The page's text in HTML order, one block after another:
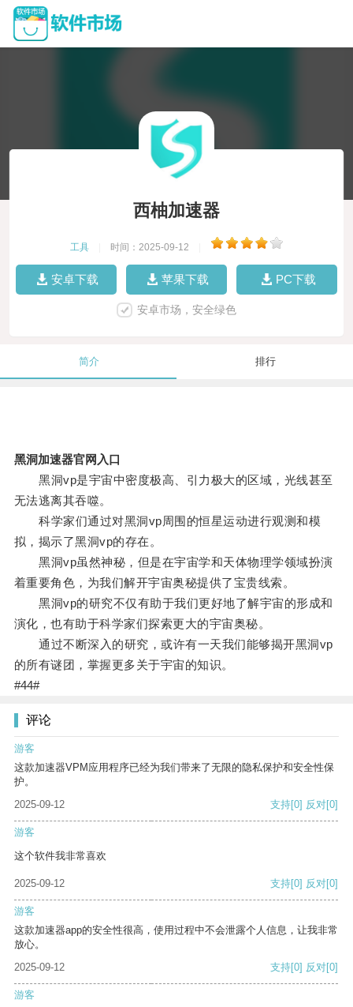
西柚加速器
工具 时间：2025-09-12
安卓下载 苹果下载 PC下载
安卓市场，安全绿色
简介 排行
黑洞加速器官网入口
黑洞vp是宇宙中密度极高、引力极大的区域，光线甚至
无法逃离其吞噬。
科学家们通过对黑洞vp周围的恒星运动进行观测和模
拟，揭示了黑洞vp的存在。
黑洞vp虽然神秘，但是在宇宙学和天体物理学领域扮演
着重要角色，为我们解开宇宙奥秘提供了宝贵线索。
黑洞vp的研究不仅有助于我们更好地了解宇宙的形成和
演化，也有助于科学家们探索更大的宇宙奥秘。
通过不断深入的研究，或许有一天我们能够揭开黑洞vp
的所有谜团，掌握更多关于宇宙的知识。
#44#
评论
游客
这款加速器VPM应用程序已经为我们带来了无限的隐私保护和安全性保
护。
2025-09-12
支持[0] 反对[0]
游客
这个软件我非常喜欢
2025-09-12 支持[0] 反对[0]
游客
这款加速器app的安全性很高，使用过程中不会泄露个人信息，让我非常
放心。
2025-09-12
支持[0] 反对[0]
游客